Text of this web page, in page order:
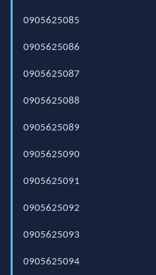
0905625085
0905625086
0905625087
0905625088
0905625089
0905625090
0905625091
0905625092
0905625093
0905625094